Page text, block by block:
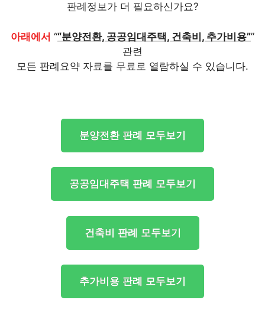
판례정보가 더 필요하신가요?
아래에서 ““분양전환, 공공임대주택, 건축비, 추가비용””
관련
모든 판례요약 자료를 무료로 열람하실 수 있습니다.
분양전환 판례 모두보기
공공임대주택 판례 모두보기
건축비 판례 모두보기
추가비용 판례 모두보기